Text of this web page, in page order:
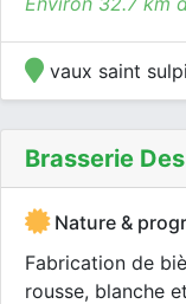
vaux saint
Brasserie
Nature &
Fabrication de
rousse, blanche